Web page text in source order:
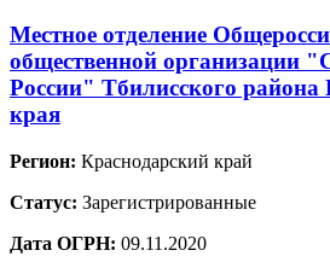
Местное отделение
общественной организации
России" Тбилисского района
края
Регион: Краснодарский край
Статус: Зарегистрированные
Дата ОГРН: 09.11.2020